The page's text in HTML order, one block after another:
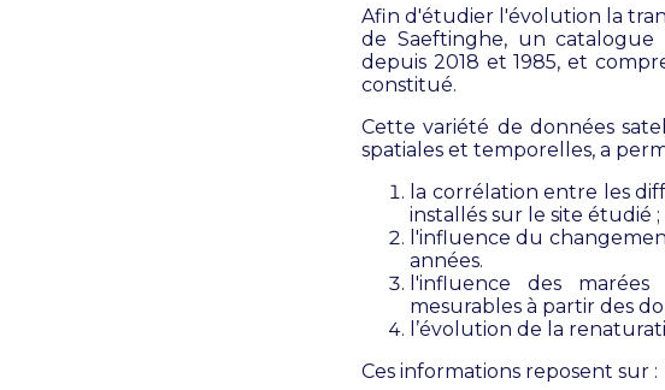
Afin d'étudier l'évolution la
de Saeftinghe, un catalogue
depuis 2018 et 1985, et
constitué.
Cette variété de données
spatiales et temporelles, a
la corrélation entre les
installés sur le site étudié ;
l'influence du
années.
l'influence des
mesurables à partir des
l’évolution de la
Ces informations reposent sur :